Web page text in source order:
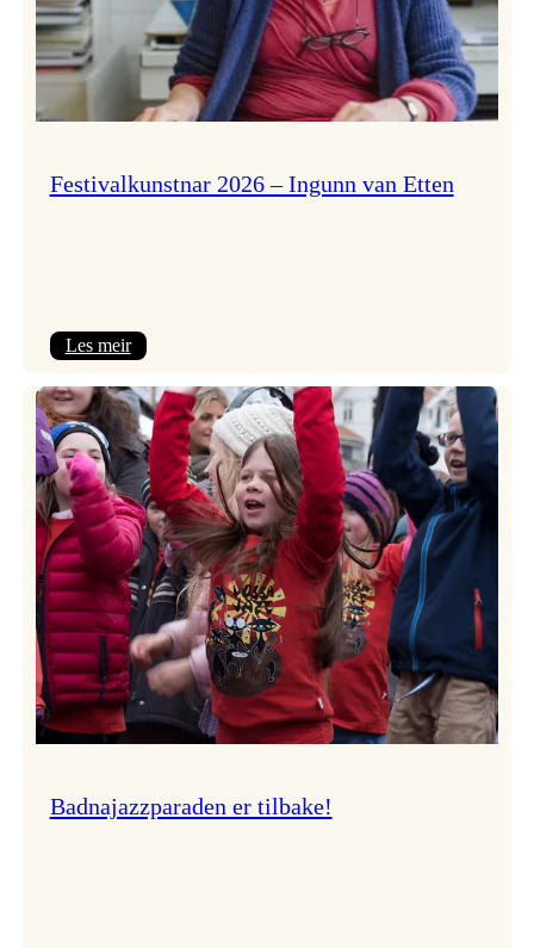
Festivalkunstnar 2026 – Ingunn van Etten
Les meir:
2026
–
Ingunn van Etten
Badnajazzparaden er tilbake!